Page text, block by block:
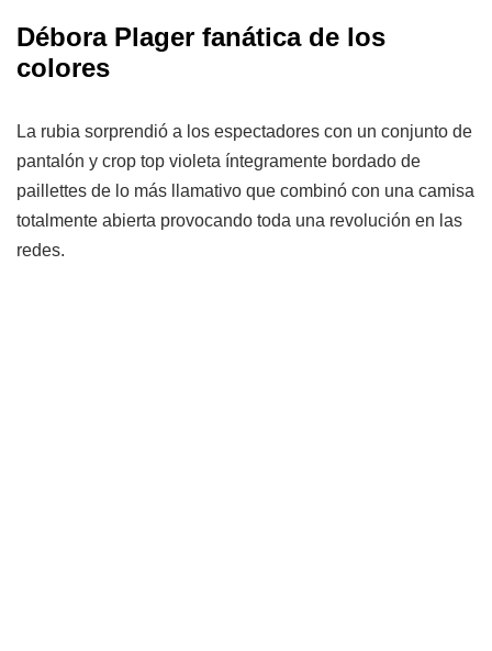
Débora Plager fanática de los
colores
La rubia sorprendió a los espectadores con un conjunto de
pantalón y crop top violeta íntegramente bordado de
paillettes de lo más llamativo que combinó con una camisa
totalmente abierta provocando toda una revolución en las
redes.